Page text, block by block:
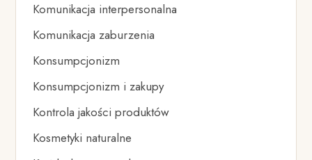
Komunikacja interpersonalna
Komunikacja zaburzenia
Konsumpcjonizm
Konsumpcjonizm i zakupy
Kontrola jakości produktów
Kosmetyki naturalne